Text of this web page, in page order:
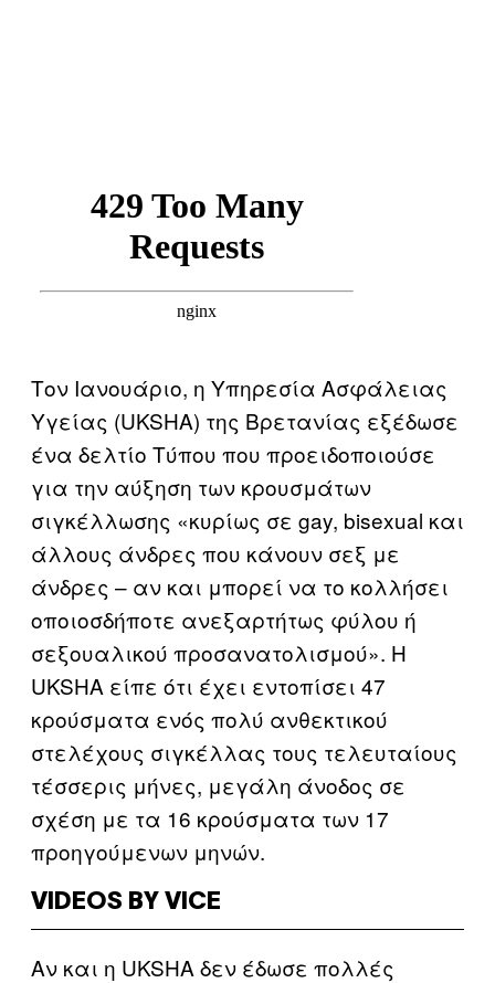
Τον Ιανουάριο, η Υπηρεσία Ασφάλειας
Υγείας (UKSHA) της Βρετανίας εξέδωσε
ένα δελτίο Τύπου που προειδοποιούσε
για την αύξηση των κρουσμάτων
σιγκέλλωσης «κυρίως σε gay, bisexual και
άλλους άνδρες που κάνουν σεξ με
άνδρες – αν και μπορεί να το κολλήσει
οποιοσδήποτε ανεξαρτήτως φύλου ή
σεξουαλικού προσανατολισμού». Η
UKSHA είπε ότι έχει εντοπίσει 47
κρούσματα ενός πολύ ανθεκτικού
στελέχους σιγκέλλας τους τελευταίους
τέσσερις μήνες, μεγάλη άνοδος σε
σχέση με τα 16 κρούσματα των 17
προηγούμενων μηνών.
VIDEOS BY VICE
Αν και η UKSHA δεν έδωσε πολλές